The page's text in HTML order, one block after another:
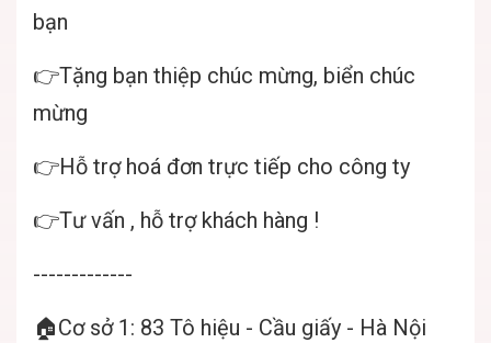
bạn
👉Tặng bạn thiệp chúc mừng, biển chúc
mừng
👉Hỗ trợ hoá đơn trực tiếp cho công ty
👉Tư vấn , hỗ trợ khách hàng !
-------------
🏠Cơ sở 1: 83 Tô hiệu - Cầu giấy - Hà Nội